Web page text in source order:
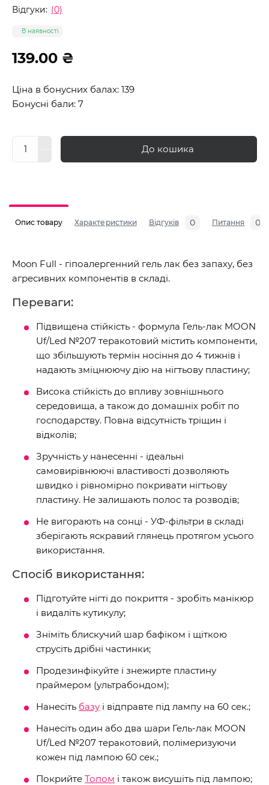
Відгуки: (0)
В наявності
139.00 ₴
Ціна в бонусних балах: 139
Бонусні бали: 7
До кошика
Опис товару Характеристики Відгуків 0 Питання 0
Moon Full - гіпоалергенний гель лак без запаху, без
агресивних компонентів в складі.
Переваги:
Підвищена стійкість - формула Гель-лак MOON
Uf/Led №207 теракотовий містить компоненти,
що збільшують термін носіння до 4 тижнів і
надають зміцнюючу дію на нігтьову пластину;
Висока стійкість до впливу зовнішнього
середовища, а також до домашніх робіт по
господарству. Повна відсутність тріщин і
відколів;
Зручність у нанесенні - ідеальні
самовирівнюючі властивості дозволяють
швидко і рівномірно покривати нігтьову
пластину. Не залишають полос та розводів;
Не вигорають на сонці - УФ-фільтри в складі
зберігають яскравий глянець протягом усього
використання.
Спосіб використання:
Підготуйте нігті до покриття - зробіть манікюр
і видаліть кутикулу;
Зніміть блискучий шар бафіком і щіткою
струсіть дрібні частинки;
Продезинфікуйте і знежирте пластину
праймером (ультрабондом);
Нанесіть базу і відправте під лампу на 60 сек.;
Нанесіть один або два шари Гель-лак MOON
Uf/Led №207 теракотовий, полімеризуючи
кожен під лампою 60 сек.;
Покрийте Топом і також висушіть під лампою;